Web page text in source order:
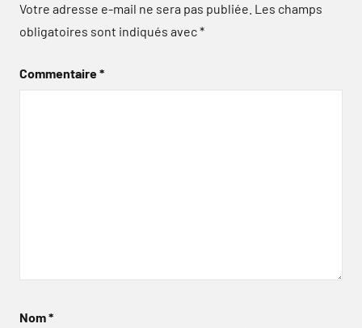
Votre adresse e-mail ne sera pas publiée. Les champs
obligatoires sont indiqués avec*
Commentaire*
Nom*